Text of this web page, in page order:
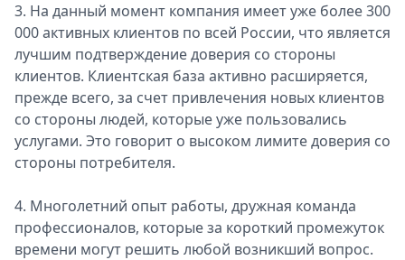
3. На данный момент компания имеет уже более 300
000 активных клиентов по всей России, что является
лучшим подтверждение доверия со стороны
клиентов. Клиентская база активно расширяется,
прежде всего, за счет привлечения новых клиентов
со стороны людей, которые уже пользовались
услугами. Это говорит о высоком лимите доверия со
стороны потребителя.
4. Многолетний опыт работы, дружная команда
профессионалов, которые за короткий промежуток
времени могут решить любой возникший вопрос.